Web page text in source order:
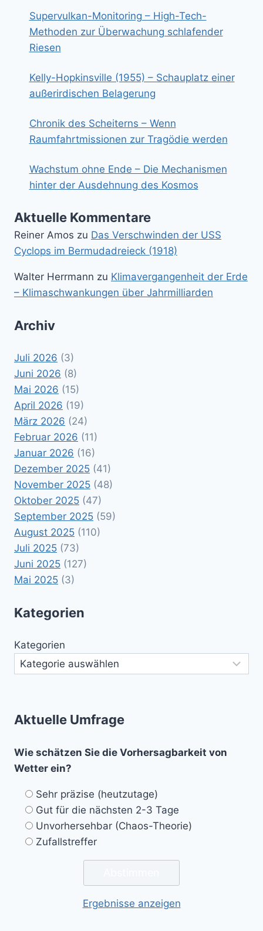
Supervulkan-Monitoring – High-Tech-
Methoden zur Überwachung schlafender
Riesen
Kelly-Hopkinsville (1955) – Schauplatz einer
außerirdischen Belagerung
Chronik des Scheiterns – Wenn
Raumfahrtmissionen zur Tragödie werden
Wachstum ohne Ende – Die Mechanismen
hinter der Ausdehnung des Kosmos
Aktuelle Kommentare
Reiner Amos zu Das Verschwinden der USS
Cyclops im Bermudadreieck (1918)
Walter Herrmann zu Klimavergangenheit der Erde
– Klimaschwankungen über Jahrmilliarden
Archiv
Juli 2026 (3)
Juni 2026 (8)
Mai 2026 (15)
April 2026 (19)
März 2026 (24)
Februar 2026 (11)
Januar 2026 (16)
Dezember 2025 (41)
November 2025 (48)
Oktober 2025 (47)
September 2025 (59)
August 2025 (110)
Juli 2025 (73)
Juni 2025 (127)
Mai 2025 (3)
Kategorien
Kategorien
Aktuelle Umfrage
Wie schätzen Sie die Vorhersagbarkeit von
Wetter ein?
Sehr präzise (heutzutage)
Gut für die nächsten 2-3 Tage
Unvorhersehbar (Chaos-Theorie)
Zufallstreffer
Ergebnisse anzeigen